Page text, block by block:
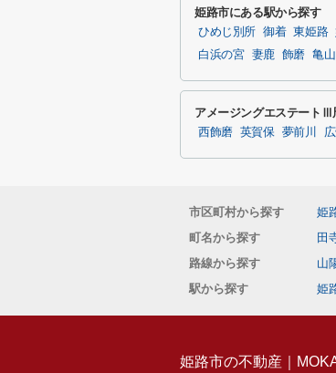
姫路市にある駅から探す
ひめじ別所 御着 東姫路
白浜の宮
妻鹿 飾磨 亀山
アメージングエステートⅢ
西飾磨 英賀保 夢前川
市区町村から探す 姫
町名から探す
田
路線から探す
山
駅から探す
姫
姫路市の不動産｜